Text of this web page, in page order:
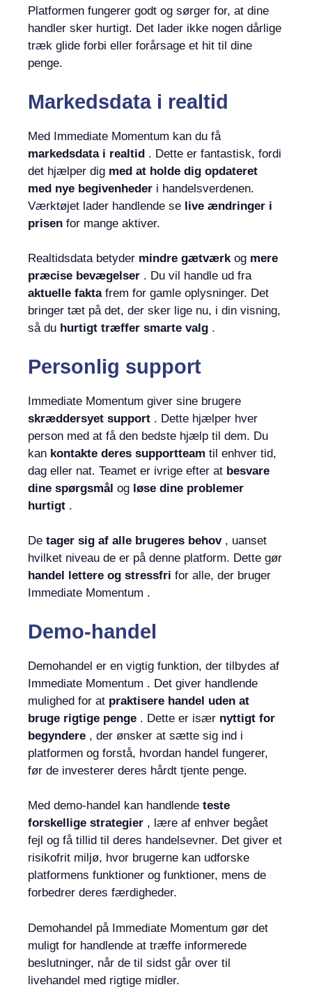
Platformen fungerer godt og sørger for, at dine
handler sker hurtigt. Det lader ikke nogen dårlige
træk glide forbi eller forårsage et hit til dine
penge.
Markedsdata i realtid
Med Immediate Momentum kan du få
markedsdata i realtid . Dette er fantastisk, fordi
det hjælper dig med at holde dig opdateret
med nye begivenheder i handelsverdenen.
Værktøjet lader handlende se live ændringer i
prisen for mange aktiver.
Realtidsdata betyder mindre gætværkog mere
præcise bevægelser . Du vil handle ud fra
aktuelle faktafrem for gamle oplysninger. Det
bringer tæt på det, der sker lige nu, i din visning,
så du hurtigt træffer smarte valg .
Personlig support
Immediate Momentum giver sine brugere
skræddersyet support . Dette hjælper hver
person med at få den bedste hjælp til dem. Du
kan kontakte deres supportteam til enhver tid,
dag eller nat. Teamet er ivrige efter at besvare
dine spørgsmål og løse dine problemer
hurtigt .
De tager sig af alle brugeres behov, uanset
hvilket niveau de er på denne platform. Dette gør
handel lettere og stressfri for alle, der bruger
Immediate Momentum .
Demo-handel
Demohandel er en vigtig funktion, der tilbydes af
Immediate Momentum . Det giver handlende
mulighed for at praktisere handel uden at
bruge rigtige penge . Dette er især nyttigt for
begyndere , der ønsker at sætte sig ind i
platformen og forstå, hvordan handel fungerer,
før de investerer deres hårdt tjente penge.
Med demo-handel kan handlende teste
forskellige strategier , lære af enhver begået
fejl og få tillid til deres handelsevner. Det giver et
risikofrit miljø, hvor brugerne kan udforske
platformens funktioner og funktioner, mens de
forbedrer deres færdigheder.
Demohandel på Immediate Momentum gør det
muligt for handlende at træffe informerede
beslutninger, når de til sidst går over til
livehandel med rigtige midler.